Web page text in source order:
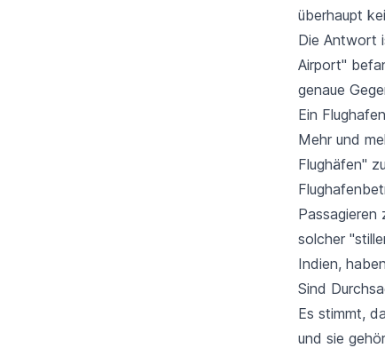
überhaupt
Die Antwort
Airport"
genaue
Ein
Mehr und
Flughäfen"
Passagieren
solcher
Indien,
Sind
Es stimmt,
und sie